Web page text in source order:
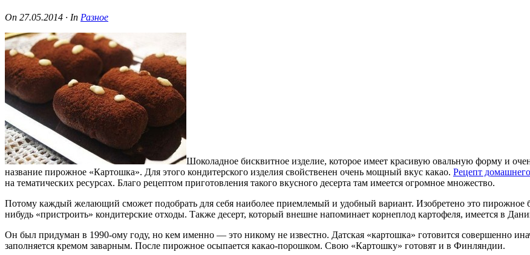
On 27.05.2014 · In Разное
Шоколадное бисквитное изделие, которое имеет красивую овальную форму и
название пирожное «Картошка». Для этого кондитерского изделия свойственен очень мощный вкус какао. Рецепт
на тематических ресурсах. Благо рецептом приготовления такого вкусного десерта там имеется огромное множество.
Потому каждый желающий сможет подобрать для себя наиболее приемлемый и удобный вариант. Изобретено это
нибудь «пристроить» кондитерские отходы. Также десерт, который внешне напоминает корнеплод картофеля, имеется в
Он был придуман в 1990-ому году, но кем именно — это никому не известно. Датская «картошка» готовится совершенно
заполняется кремом заварным. После пирожное осыпается какао-порошком. Свою «Картошку» готовят и в Финляндии.